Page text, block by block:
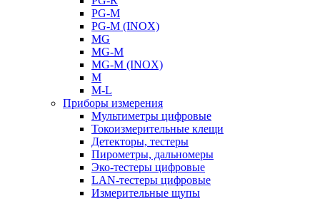
PG-M
PG-M (INOX)
MG
MG-M
MG-M (INOX)
M
M-L
Приборы измерения
Мультиметры цифровые
Токоизмерительные клещи
Детекторы, тестеры
Пирометры, дальномеры
Эко-тестеры цифровые
LAN-тестеры цифровые
Измерительные щупы